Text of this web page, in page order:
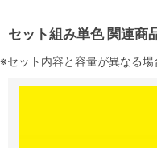
セット組み単色 関連商
※セット内容と容量が異なる場